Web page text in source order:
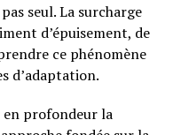
seul. La surcharge
d’épuisement, de
ce phénomène
d’adaptation.
en profondeur la